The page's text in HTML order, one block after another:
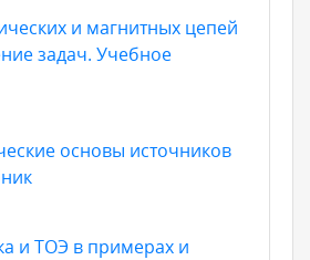
и магнитных цепей
задач. Учебное
основы источников
и ТОЭ в примерах и